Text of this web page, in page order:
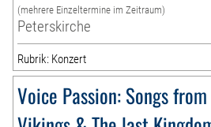
(mehrere Einzeltermine im Zeitraum)
Peterskirche
Rubrik: Konzert
Voice Passion: Songs